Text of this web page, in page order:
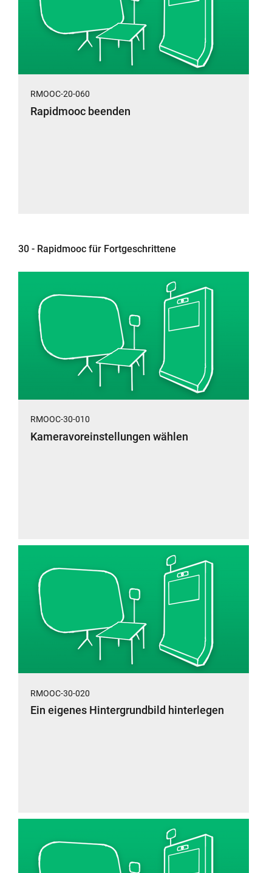
RMOOC-20-060
Rapidmooc beenden
30 - Rapidmooc für Fortgeschrittene
RMOOC-30-010
Kameravoreinstellungen wählen
RMOOC-30-020
Ein eigenes Hintergrundbild hinterlegen